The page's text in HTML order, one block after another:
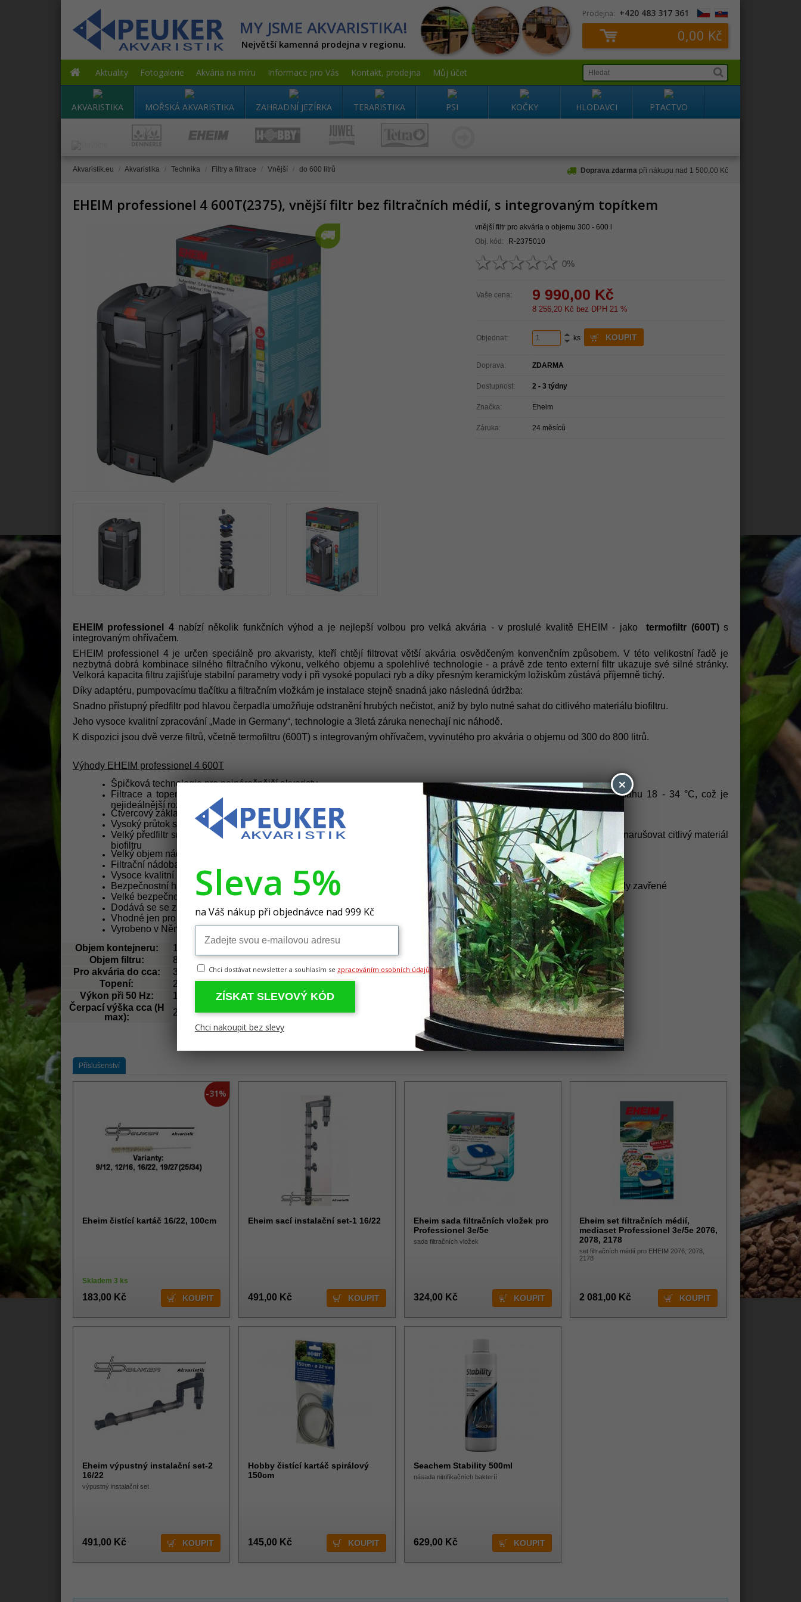
MY JSME AKVARISTIKA!
Největší kamenná prodejna v regionu.
Prodejna: +420 483 317 361
0,00 Kč
Aktuality Fotogalerie Akvária na míru Informace pro Vás Kontakt, prodejna Můj účet
AKVARISTIKA MOŘSKÁ AKVARISTIKA ZAHRADNÍ JEZÍRKA TERARISTIKA PSI KOČKY HLODAVCI PTACTVO
Doprava zdarma při nákupu nad 1 500,00 Kč
Akvaristik.eu / Akvaristika / Technika / Filtry a filtrace / Vnější / do 600 litrů
EHEIM professionel 4 600T(2375), vnější filtr bez filtračních médií, s integrovaným topítkem
vnější filtr pro akvária o objemu 300 - 600 l
Obj. kód:
R-2375010
0%
Vaše cena: 9 990,00 Kč
8 256,20 Kč bez DPH 21 %
Objednat: ks
Doprava: ZDARMA
Dostupnost: 2 - 3 týdny
Značka: Eheim
Záruka: 24 měsíců
EHEIM professionel 4 nabízí několik funkčních výhoda je nejlepší volbou pro velká akvária - v proslulé kvalitě EHEIM - jakotermofiltr (600T)s
integrovaným ohřívačem.
EHEIM professionel 4 je určen speciálně pro akvaristy, kteří chtějí filtrovat větší akvária osvědčeným konvenčním způsobem. V této velikostní řadě je
nezbytná dobrá kombinace silného filtračního výkonu, velkého objemu a spolehlivé technologie - a právě zde tento externí filtr ukazuje své silné stránky.
Velkorá kapacita filtru zajišťuje stabilní parametry vody i při vysoké populaci ryb a díky přesným keramickým ložiskům zůstává příjemně tichý.
Díky adaptéru, pumpovacímu tlačítku a filtračním vložkám je instalace stejně snadná jako následná údržba:
Snadno přístupný předfiltr pod hlavou čerpadla umožňuje odstranění hrubých nečistot, aniž by bylo nutné sahat do citlivého materiálu biofiltru.
Jeho vysoce kvalitní zpracování „Made in Germany“, technologie a 3letá záruka nenechají nic náhodě.
K dispozici jsou dvě verze filtrů, včetně termofiltru (600T) s integrovaným ohřívačem, vyvinutého pro akvária o objemu od 300 do 800 litrů.
Výhody EHEIM professionel 4 600T
Špičková technologie pro nejnáročnější akvaristy
Filtrace a topení v jednom – topítko je součástí nádoby filtru pro nejefektivnějšá ohřev vody a lze ho nastavit v rozsahu 18 - 34 °C, což je
nejideálnější rozsah teploty vody pro většinu akvarijních ryb a rostlin.
Čtvercový základní tvar pro velký objem filtru a vysokou stabilitu
Vysoký průtok s velmi nízkou spotřebou energie
Velký předfiltr snadno přístupný (přímo pod hlavou čerpadla) pro rychlé odstranění mechanického znečištění bez nutnosti narušovat citlivý materiál
biofiltru
Velký objem nádoby a filtru
Filtrační nádoba se rychle plní díky integrované sací pomůcce(tlačítko pumpy)
Vysoce kvalitní keramická osička a pryžová ložiska odolná proti opotřebení zaručují tichý chod
Bezpečnostní hadicový adaptér se snadno ovladatelnou pákou - adaptér lze uvolnit pouze tehdy, když jsou hadicové ventily zavřené
Velké bezpečnostní uzavírací spony pro pevné a bezpečné spojení mezi hlavou čerpadla a filtrační nádobou
Dodává se se základním instalačním příslušenstvím
Vhodné jen pro sladkou
Vyrobeno v Německu
Objem kontejneru:
14,2 l
Objem filtru:
8,6 l
Pro akvária do cca:
300 l–600 l
Topení:
210 wattů
Výkon při 50 Hz:
19W
Čerpací výška cca (H
max):
2,0 m
Příslušenství
-31%
Eheim čistící kartáč 16/22, 100cm
Skladem 3 ks
183,00 Kč
Eheim sací instalační set-1 16/22
491,00 Kč
Eheim sada filtračních vložek pro
Professionel 3e/5e
sada filtračních vložek
324,00 Kč
Eheim set filtračních médií,
mediaset Professionel 3e/5e 2076,
2078, 2178
set filtračních médií pro EHEIM 2076, 2078,
2178
2 081,00 Kč
Eheim výpustný instalační set-2
16/22
výpustný instalační set
491,00 Kč
Hobby čistící kartáč spirálový
150cm
145,00 Kč
Seachem Stability 500ml
násada nitrifikačních bakteríí
629,00 Kč
×
Sleva 5%
na Váš nákup při objednávce nad 999 Kč
Chci dostávat newsletter a souhlasím se zpracováním osobních údajů
ZÍSKAT SLEVOVÝ KÓD
Chci nakoupit bez slevy